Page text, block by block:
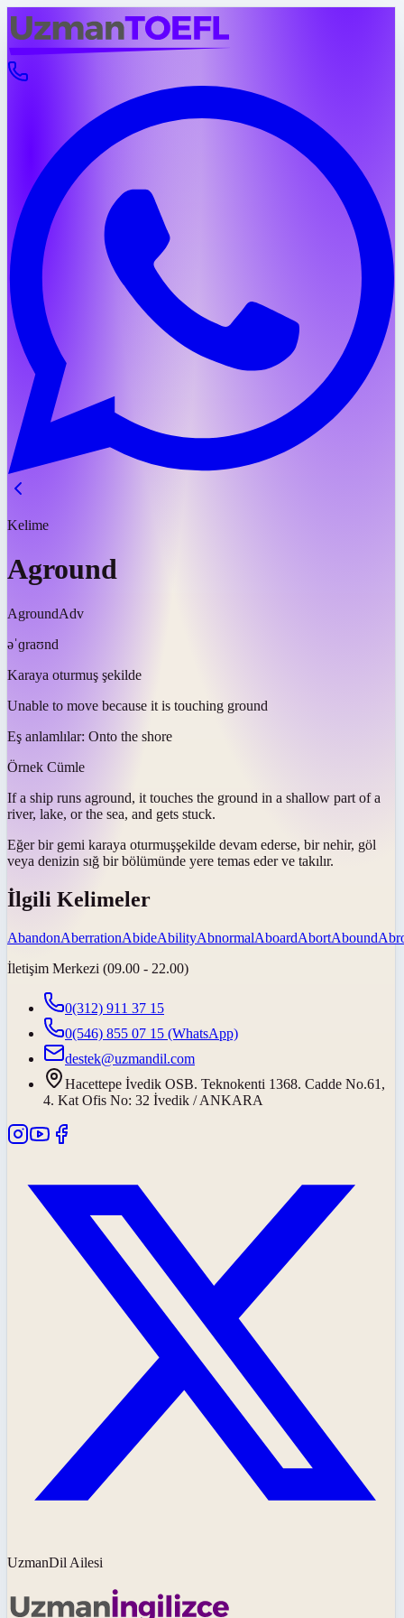
Kelime
Aground
AgroundAdv
əˈɡraʊnd
Karaya oturmuş şekilde
Unable to move because it is touching ground
Eş anlamlılar: Onto the shore
Örnek Cümle
If a ship runs aground, it touches the ground in a shallow part of a
river, lake, or the sea, and gets stuck.
Eğer bir gemi karaya oturmuşşekilde devam ederse, bir nehir, göl
veya denizin sığ bir bölümünde yere temas eder ve takılır.
İlgili Kelimeler
AbandonAberrationAbideAbilityAbnormalAboardAbortAbound
İletişim Merkezi (09.00 - 22.00)
0(312) 911 37 15
0(546) 855 07 15 (WhatsApp)
destek@uzmandil.com
Hacettepe İvedik OSB. Teknokenti 1368. Cadde No.61,
4. Kat Ofis No: 32 İvedik / ANKARA
UzmanDil Ailesi